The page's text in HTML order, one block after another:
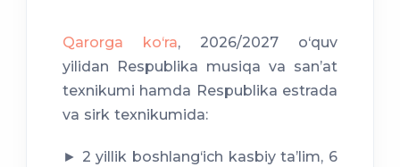
Qarorga ko‘ra, 2026/2027 o‘quv
yilidan Respublika musiqa va sanʼat
texnikumi hamda Respublika estrada
va sirk texnikumida:
► 2 yillik boshlang‘ich kasbiy taʼlim, 6